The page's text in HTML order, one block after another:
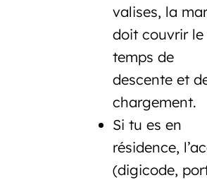
valises, la
doit couvrir le
temps de
descente et
chargement.
Si tu es en
résidence,
(digicode,